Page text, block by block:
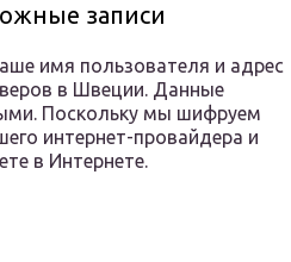
записи
имя пользователя и адрес
в Швеции. Данные
Поскольку мы шифруем
интернет-провайдера и
в Интернете.